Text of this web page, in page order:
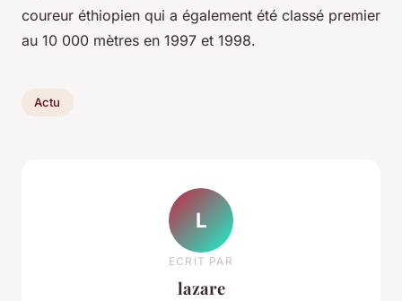
coureur éthiopien qui a également été classé premier
au 10 000 mètres en 1997 et 1998.
Actu
L
ECRIT PAR
lazare